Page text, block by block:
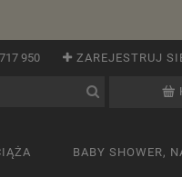
ZAREJESTRUJ
950
BABY SHOWER,